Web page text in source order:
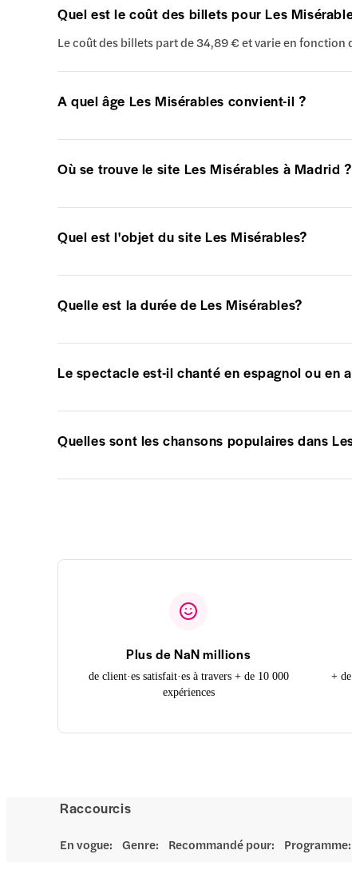
Quel est le coût des billets pour Les
Le coût des billets part de 34,89 € et varie en fonction
A quel âge Les Misérables convient-il ?
Où se trouve le site Les Misérables à Madrid ?
Quel est l'objet du site Les Misérables?
Quelle est la durée de Les Misérables?
Le spectacle est-il chanté en espagnol ou en
Quelles sont les chansons populaires dans
Plus de NaN millions
de client·es satisfait·es à travers + de 10 000
expériences
+
Raccourcis
En vogue: Genre: Recommandé pour: Programme: